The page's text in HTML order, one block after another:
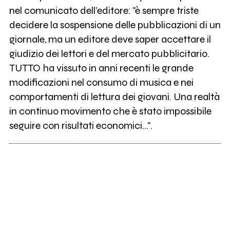
nel comunicato dell’editore: "è sempre triste
decidere la sospensione delle pubblicazioni di un
giornale, ma un editore deve saper accettare il
giudizio dei lettori e del mercato pubblicitario.
TUTTO ha vissuto in anni recenti le grande
modificazioni nel consumo di musica e nei
comportamenti di lettura dei giovani. Una realtà
in continuo movimento che è stato impossibile
seguire con risultati economici...".